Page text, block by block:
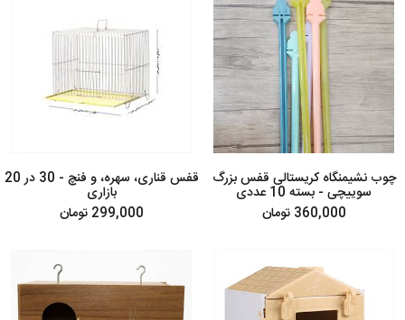
چوب نشیمنگاه کریستالی قفس بزرگ
سوییچی - بسته 10 عددی
360,000 تومان
قفس قناری، سهره، و فنچ - 30 در 20
بازاری
299,000 تومان